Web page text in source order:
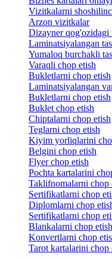
Vizitkalarni
Arzon vizitkalar
Dizayner qog'ozidagi
Laminatsiyalangan
Yumaloq burchakli
Varaqli chop etish
Bukletlarni chop etish
Laminatsiyalangan
Bukletlarni chop etish
Buklet chop etish
Chiptalarni chop etish
Teglarni chop etish
Kiyim yorliqlarini
Belgini chop etish
Flyer chop etish
Pochta kartalarini
Taklifnomalarni chop
Sertifikatlarni chop
Diplomlarni chop
Sertifikatlarni chop
Blankalarni chop etish
Konvertlarni chop
Tarot kartalarini chop